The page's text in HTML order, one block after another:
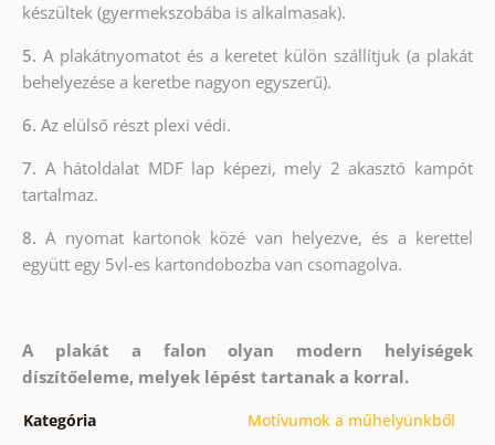
készültek (gyermekszobába is alkalmasak).
5. A plakátnyomatot és a keretet külön szállítjuk (a plakát
behelyezése a keretbe nagyon egyszerű).
6. Az elülső részt plexi védi.
7. A hátoldalat MDF lap képezi, mely 2 akasztó kampót
tartalmaz.
8.A nyomat kartonok közé van helyezve, és a kerettel
együtt egy 5vl-es kartondobozba van csomagolva.
A plakát a falon olyan modern helyiségek
díszítőeleme, melyek lépést tartanak a korral.
Kategória Motívumok a műhelyünkből